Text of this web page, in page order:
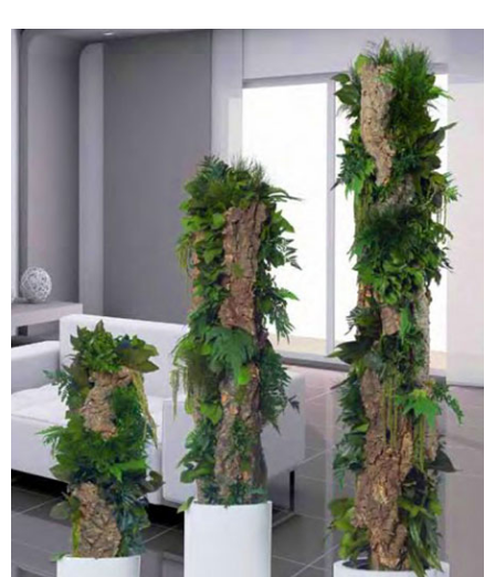
PLANTES STABILISÉES